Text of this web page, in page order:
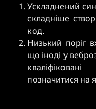
Ускладнений
складніше
код.
Низький поріг
що іноді у
позначитися на